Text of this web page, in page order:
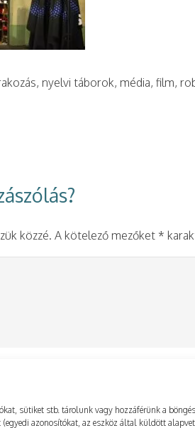
sütiket stb. tárolunk vagy hozzáférünk a
azonosítókat, az eszköz által küldött
nyelvi táborok, média, film,
közzé. A kötelező mezőket *